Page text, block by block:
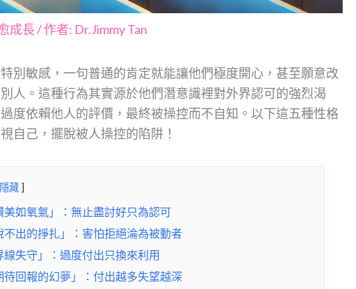
成長/ 作者: Dr.Jimmy Tan
別敏感，一句普通的肯定就能讓他們極度開心，甚至願意改
人。這種行為其實源於他們潛意識裡對外界認可的強烈渴
度依賴他人的評價，最終被操控而不自知。以下這五種性格
自己，擺脫被人操控的陷阱！
隱藏
美如氧氣」：無止盡討好只為認可
不出的掙扎」：害怕拒絕淪為被動者
線失守」：過度付出只換來利用
待回報的幻夢」：付出越多失望越深